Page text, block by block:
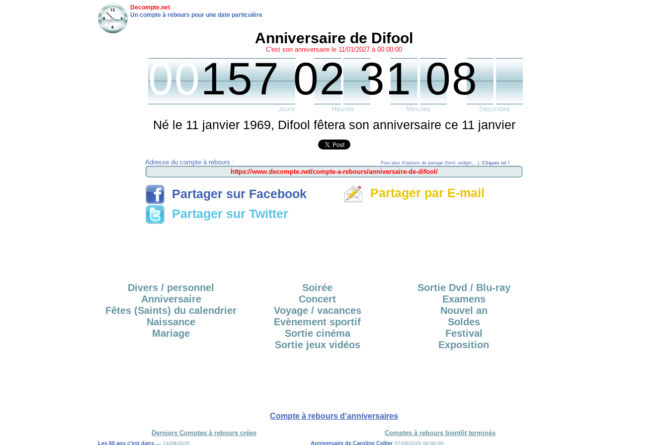
Decompte.net
Un compte à rebours pour une date particulère
Anniversaire de Difool
C'est son anniversaire le 11/01/2027 à 00:00:00
00157 02 31 08
Né le 11 janvier 1969, Difool fêtera son anniversaire ce 11 janvier
Adresse du compte à rebours : Pour plus d'options de partage (html, widget,...), Cliquez ici !
Partager sur Facebook
Partager sur Twitter
Partager par E-mail
Divers / personnel
Anniversaire
Fêtes (Saints) du calendrier
Naissance
Mariage
Soirée
Concert
Voyage / vacances
Evènement sportif
Sortie cinéma
Sortie jeux vidéos
Sortie Dvd / Blu-ray
Examens
Nouvel an
Soldes
Festival
Exposition
Compte à rebours d'anniversaires
Derniers Comptes à rebours crées Comptes à rebours bientôt terminés
Les 60 ans c’est dans … 14/09/2035 Anniversaire de Caroline Cellier 07/08/2026 00:00:00